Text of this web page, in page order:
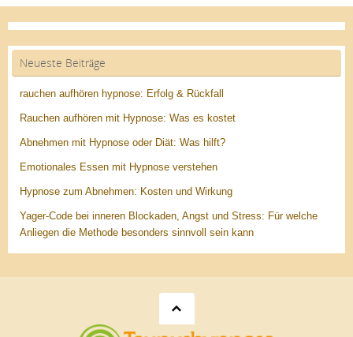
Neueste Beiträge
rauchen aufhören hypnose: Erfolg & Rückfall
Rauchen aufhören mit Hypnose: Was es kostet
Abnehmen mit Hypnose oder Diät: Was hilft?
Emotionales Essen mit Hypnose verstehen
Hypnose zum Abnehmen: Kosten und Wirkung
Yager-Code bei inneren Blockaden, Angst und Stress: Für welche
Anliegen die Methode besonders sinnvoll sein kann